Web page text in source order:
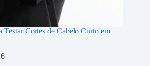
Testar Cortes de Cabelo Curto em